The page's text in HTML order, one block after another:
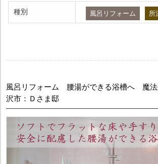
種別 風呂リフォーム 所
風呂リフォーム 腰湯ができる浴槽へ 魔法
沢市：Ｄさま邸